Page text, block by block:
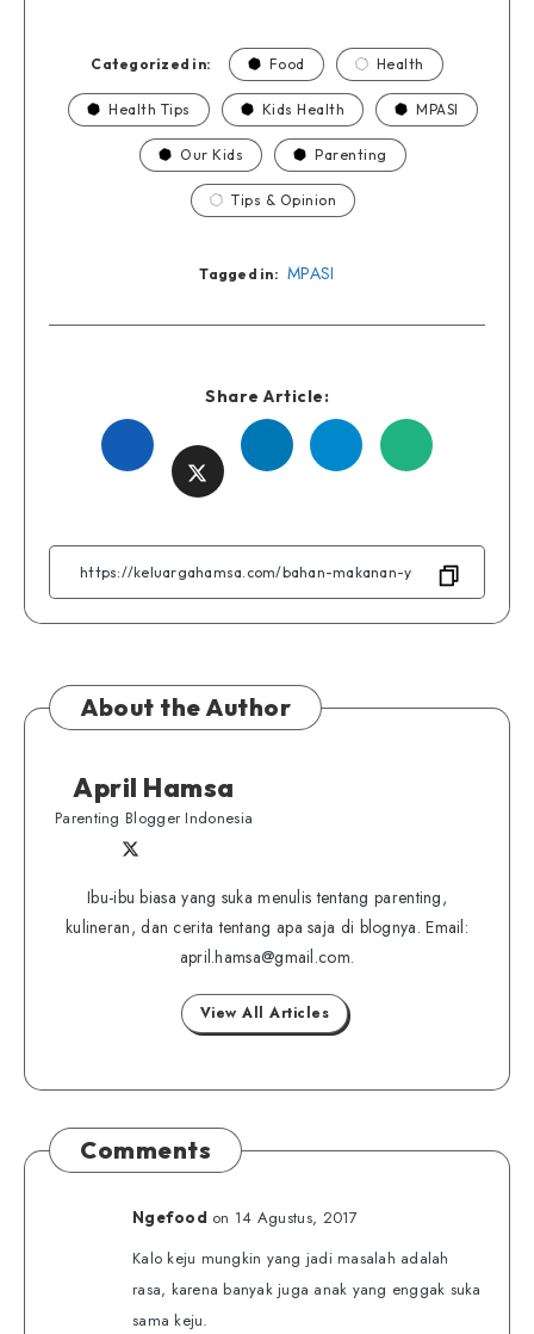
Categorized in: Food Health
Health Tips Kids Health MPASI
Our Kids Parenting
Tips & Opinion
Tagged in: MPASI
Share Article:
Share
Facebook
Share
Twitter
Share
Linkedin
Share
Telegram
Share
WhatsApp
About the Author
April Hamsa
Parenting Blogger Indonesia
on
me
on
Facebook
Ibu-ibu biasa yang suka menulis tentang parenting,
kulineran, dan cerita tentang apa saja di blognya. Email:
april.hamsa@gmail.com.
View All Articles
Comments
Ngefood on 14 Agustus, 2017
Kalo keju mungkin yang jadi masalah adalah
rasa, karena banyak juga anak yang enggak suka
sama keju.